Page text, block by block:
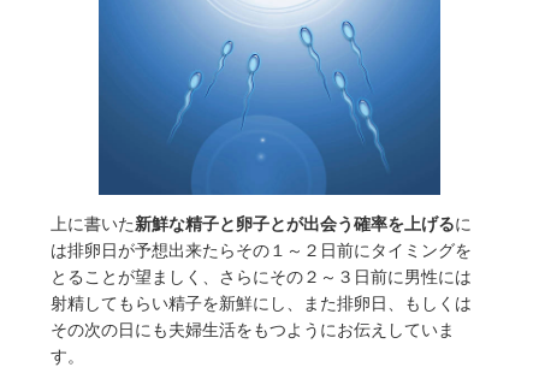
上に書いた新鮮な精子と卵子とが出会う確率を上げるに
は排卵日が予想出来たらその１～２日前にタイミングを
とることが望ましく、さらにその２～３日前に男性には
射精してもらい精子を新鮮にし、また排卵日、もしくは
その次の日にも夫婦生活をもつようにお伝えしていま
す。